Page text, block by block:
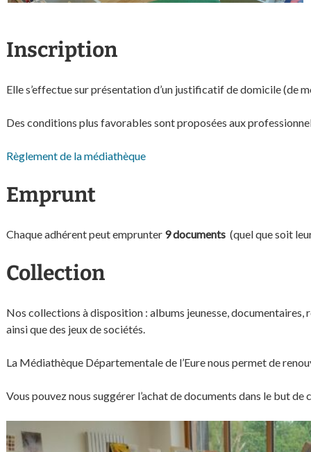
Inscription
Elle s’effectue sur présentation d’un justificatif de domicile (de
Des conditions plus favorables sont proposées aux
Règlement de la médiathèque
Emprunt
Chaque adhérent peut emprunter 9 documents(quel que soit
Collection
Nos collections à disposition : albums jeunesse,
ainsi que des jeux de sociétés.
La Médiathèque Départementale de l’Eure nous permet de
Vous pouvez nous suggérer l’achat de documents dans le but